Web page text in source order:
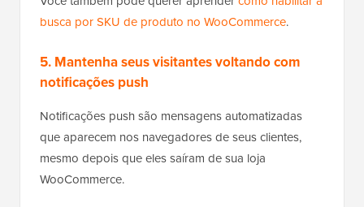
busca por SKU de produto no WooCommerce.
5. Mantenha seus visitantes voltando com
notificações push
Notificações push são mensagens automatizadas
que aparecem nos navegadores de seus clientes,
mesmo depois que eles saíram de sua loja
WooCommerce.